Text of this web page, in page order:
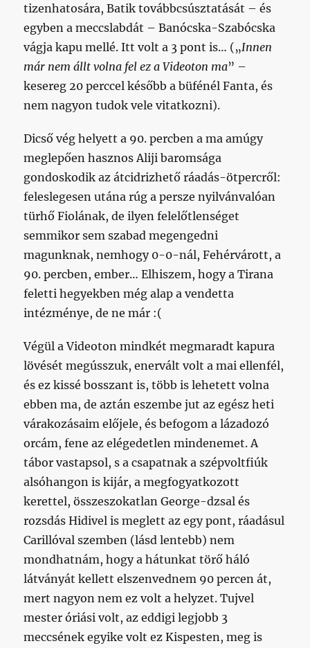
tizenhatosára, Batik továbbcsúsztatását – és
egyben a meccslabdát – Banócska-Szabócska
vágja kapu mellé. Itt volt a 3 pont is… („Innen
már nem állt volna fel ez a Videoton ma” –
kesereg 20 perccel később a büfénél Fanta, és
nem nagyon tudok vele vitatkozni).
Dicső vég helyett a 90. percben a ma amúgy
meglepően hasznos Aliji baromsága
gondoskodik az átcidrizhető ráadás-ötpercről:
feleslegesen utána rúg a persze nyilvánvalóan
türhő Fiolának, de ilyen felelőtlenséget
semmikor sem szabad megengedni
magunknak, nemhogy 0-0-nál, Fehérvárott, a
90. percben, ember… Elhiszem, hogy a Tirana
feletti hegyekben még alap a vendetta
intézménye, de ne már :(
Végül a Videoton mindkét megmaradt kapura
lövését megússzuk, enervált volt a mai ellenfél,
és ez kissé bosszant is, több is lehetett volna
ebben ma, de aztán eszembe jut az egész heti
várakozásaim előjele, és befogom a lázadozó
orcám, fene az elégedetlen mindenemet. A
tábor vastapsol, s a csapatnak a szépvoltfiúk
alsóhangon is kijár, a megfogyatkozott
kerettel, összeszokatlan George-dzsal és
rozsdás Hidivel is meglett az egy pont, ráadásul
Carillóval szemben (lásd lentebb) nem
mondhatnám, hogy a hátunkat törő háló
látványát kellett elszenvednem 90 percen át,
mert nagyon nem ez volt a helyzet. Tujvel
mester óriási volt, az eddigi legjobb 3
meccsének egyike volt ez Kispesten, meg is